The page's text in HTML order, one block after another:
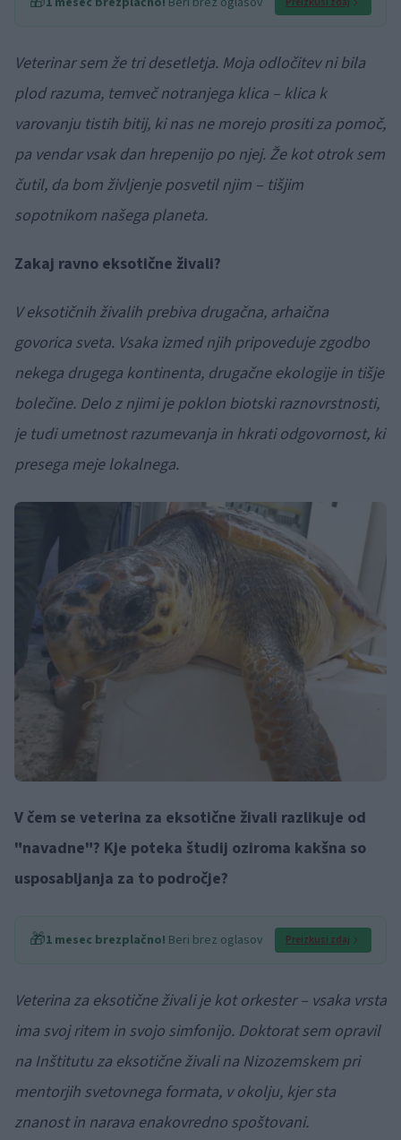
Veterinar sem že tri desetletja. Moja odločitev ni bila
plod razuma, temveč notranjega klica – klica k
varovanju tistih bitij, ki nas ne morejo prositi za pomoč,
pa vendar vsak dan hrepenijo po njej. Že kot otrok sem
čutil, da bom življenje posvetil njim – tišjim
sopotnikom našega planeta.
Zakaj ravno eksotične živali?
V eksotičnih živalih prebiva drugačna, arhaična
govorica sveta. Vsaka izmed njih pripoveduje zgodbo
nekega drugega kontinenta, drugačne ekologije in tišje
bolečine. Delo z njimi je poklon biotski raznovrstnosti,
je tudi umetnost razumevanja in hkrati odgovornost, ki
presega meje lokalnega.
V čem se veterina za eksotične živali razlikuje od
"navadne"? Kje poteka študij oziroma kakšna so
usposabljanja za to področje?
🎁1 mesec brezplačno! Beri brez oglasov Preizkusi zdaj
Veterina za eksotične živali je kot orkester – vsaka vrsta
ima svoj ritem in svojo simfonijo. Doktorat sem opravil
na Inštitutu za eksotične živali na Nizozemskem pri
mentorjih svetovnega formata, v okolju, kjer sta
znanost in narava enakovredno spoštovani.